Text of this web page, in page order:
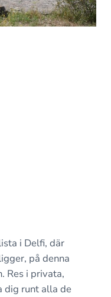
i Delfi, där
på denna
Res i privata,
dig runt alla de